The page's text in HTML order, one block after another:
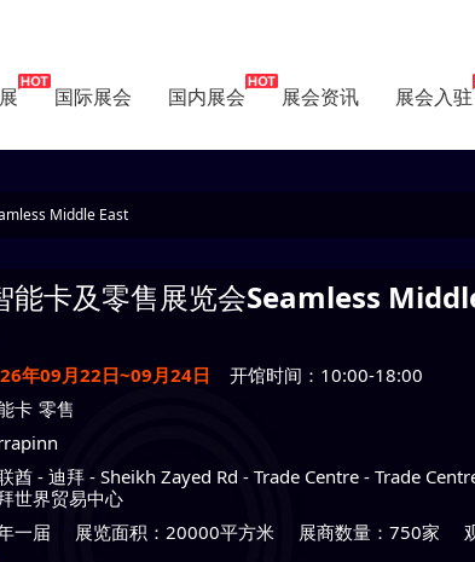
国际展会 国内展会 展会资讯 展会入驻
Middle East
能卡及零售展览会Seamless
年09月22日~09月24日
开馆时间：10:00-18:00
卡 零售
酋 - 迪拜 - Sheikh Zayed Rd - Trade Centre - Trade
世界贸易中心
一届
展览面积：20000平方米 展商数量：750家